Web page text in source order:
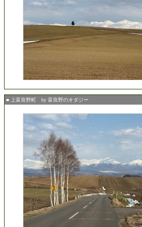
■ 上富良野町 by 富良野のオダジー